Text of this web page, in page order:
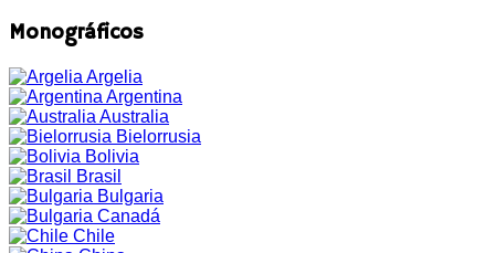
Monográficos
Argelia
Argentina
Australia
Bielorrusia
Bolivia
Brasil
Bulgaria
Canadá
Chile